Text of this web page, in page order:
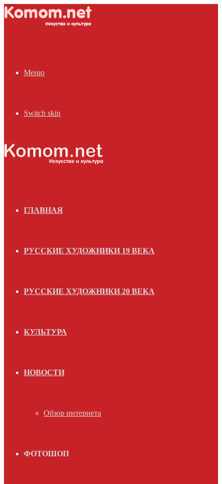
Меню
Switch skin
ГЛАВНАЯ
РУССКИЕ ХУДОЖНИКИ 19 ВЕКА
РУССКИЕ ХУДОЖНИКИ 20 ВЕКА
КУЛЬТУРА
НОВОСТИ
Обзор интернета
ФОТОШОП